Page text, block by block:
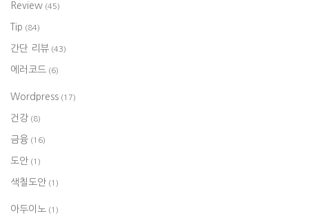
Review (45)
Tip (84)
간단 리뷰 (43)
에러코드 (6)
Wordpress (17)
건강 (8)
금융 (16)
도안 (1)
색칠도안 (1)
아두이노 (1)